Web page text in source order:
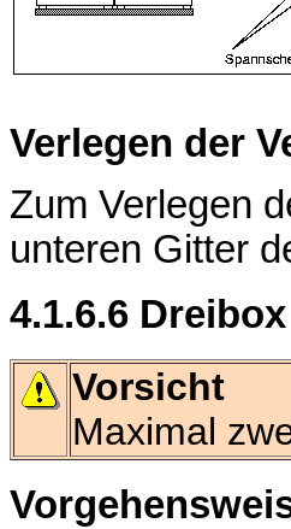
Verlegen der
Zum Verlegen
unteren Gitter
4.1.6.6
Vorsicht
Maximal